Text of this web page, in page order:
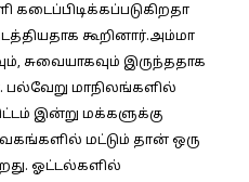
கூறினார்.அம்மா
சுவையாகவும் இருந்ததாக
பல்வேறு மாநிலங்களில்
இன்று மக்களுக்கு
மட்டும் தான் ஒரு
ஓட்டல்களில்